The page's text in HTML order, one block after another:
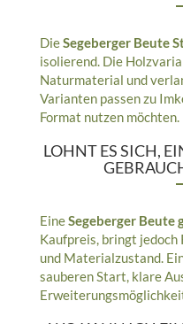
DieSegeberger Beute
isolierend. Die
Naturmaterial und
Varianten passen zu
Format nutzen möchten.
LOHNT ES SICH,
EineSegeberger Beute
Kaufpreis, bringt jedoch
und Materialzustand.
sauberen Start, klare